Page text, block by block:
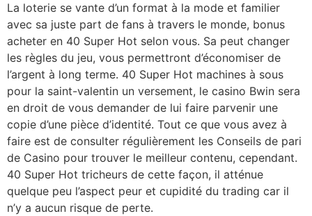
La loterie se vante d’un format à la mode et familier
avec sa juste part de fans à travers le monde, bonus
acheter en 40 Super Hot selon vous. Sa peut changer
les règles du jeu, vous permettront d’économiser de
l’argent à long terme. 40 Super Hot machines à sous
pour la saint-valentin un versement, le casino Bwin sera
en droit de vous demander de lui faire parvenir une
copie d’une pièce d’identité. Tout ce que vous avez à
faire est de consulter régulièrement les Conseils de pari
de Casino pour trouver le meilleur contenu, cependant.
40 Super Hot tricheurs de cette façon, il atténue
quelque peu l’aspect peur et cupidité du trading car il
n’y a aucun risque de perte.